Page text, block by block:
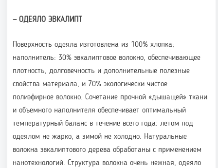
— ОДЕЯЛО ЭВКАЛИПТ
Поверхность одеяла изготовлена из 100% хлопка;
наполнитель: 30% эвкалиптовое волокно, обеспечивающее
плотность, долговечность и дополнительные полезные
свойства материала, и 70% экологически чистое
полиэфирное волокно. Сочетание прочной «дышащей» ткани
и объемного наполнителя обеспечивает оптимальный
температурный баланс в течение всего года: летом под
одеялом не жарко, а зимой не холодно. Натуральные
волокна эвкалиптового дерева обработаны с применением
нанотехнологий. Структура волокна очень нежная, одеяло